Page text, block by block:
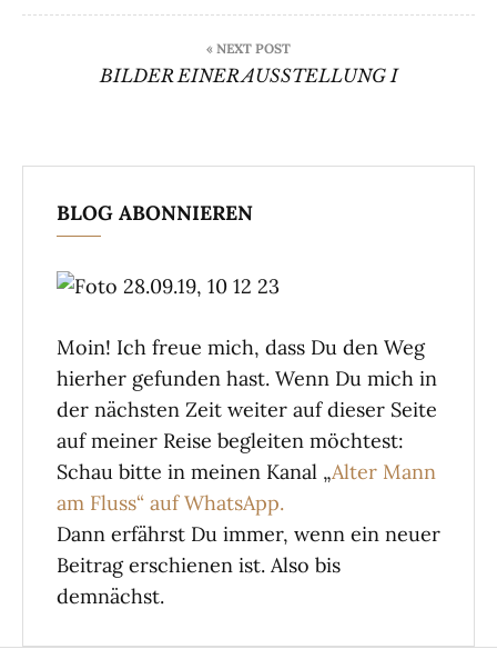
« NEXT POST
BILDER EINER AUSSTELLUNG I
BLOG ABONNIEREN
Moin! Ich freue mich, dass Du den Weg
hierher gefunden hast. Wenn Du mich in
der nächsten Zeit weiter auf dieser Seite
auf meiner Reise begleiten möchtest:
Schau bitte in meinen Kanal „Alter Mann
am Fluss“ auf WhatsApp.
Dann erfährst Du immer, wenn ein neuer
Beitrag erschienen ist. Also bis
demnächst.